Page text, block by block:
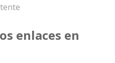
enlaces en